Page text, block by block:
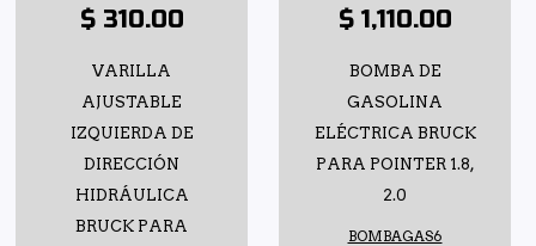
$ 310.00
VARILLA
AJUSTABLE
IZQUIERDA DE
DIRECCIÓN
HIDRÁULICA
BRUCK PARA
$ 1,110.00
BOMBA DE
GASOLINA
ELÉCTRICA BRUCK
PARA POINTER 1.8,
2.0
BOMBAGAS6